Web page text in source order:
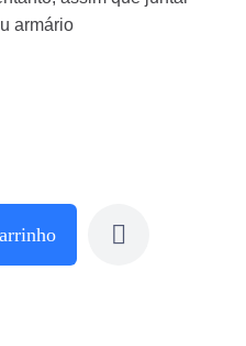
armário